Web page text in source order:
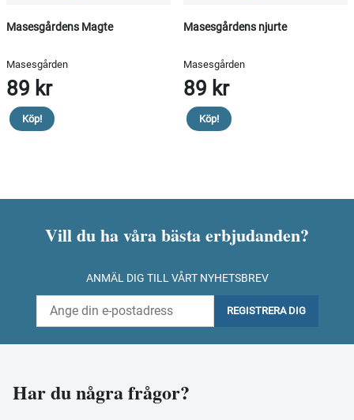
Masesgårdens Magte
Masesgården
89 kr
Köp!
Masesgårdens njurte
Masesgården
89 kr
Köp!
Vill du ha våra bästa erbjudanden?
ANMÄL DIG TILL VÅRT NYHETSBREV
REGISTRERA DIG
Har du några frågor?